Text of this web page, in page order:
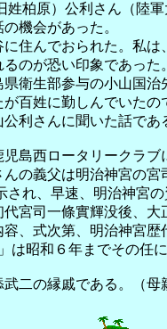
姓柏原）公利さん（陸
機会があった。
住んでおられた。私
のが恐い印象であった。
衛生部参与の小山国
百姓に勤しんでいたの
利さんに聞いた話であ
島西ロータリークラ
んの義父は明治神宮の
され、早速、明治神宮の
宮司一條實輝没後、
、式次第、明治神宮
は昭和６年までその任
二の縁戚である。（母